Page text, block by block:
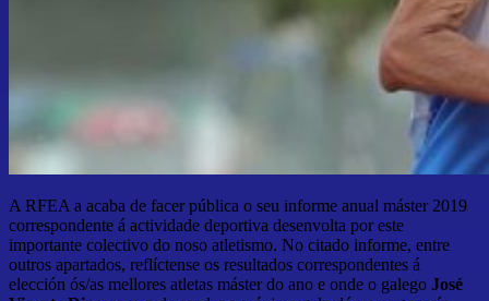
A RFEA a acaba de facer pública o seu informe anual máster 2019
correspondente á actividade deportiva desenvolta por este
importante colectivo do noso atletismo. No citado informe, entre
outros apartados, reflíctense os resultados correspondentes á
elección ós/as mellores atletas máster do ano e onde o galego José